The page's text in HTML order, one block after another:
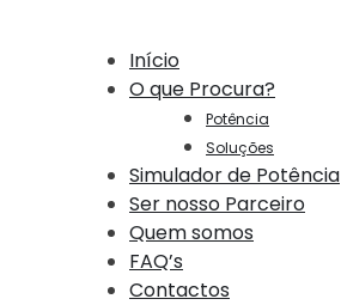
Início
O que Procura?
Potência
Soluções
Simulador de Potência
Ser nosso Parceiro
Quem somos
FAQ’s
Contactos